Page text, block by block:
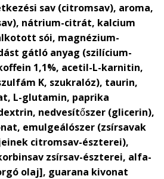
sav (citromsav), aroma,
nátrium-citrát, kalcium
sói, magnézium-
gátló anyag (szilícium-
1,1%, acetil-L-karnitin,
K, szukralóz), taurin,
L-glutamin, paprika
nedvesítőszer (glicerin),
emulgeálószer (zsírsavak
citromsav-észterei),
zsírsav-észterei, alfa-
olaj], guarana kivonat